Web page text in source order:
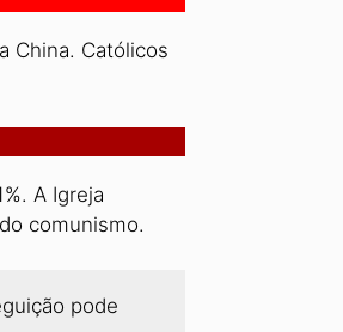
China. Católicos
A Igreja
comunismo.
pode